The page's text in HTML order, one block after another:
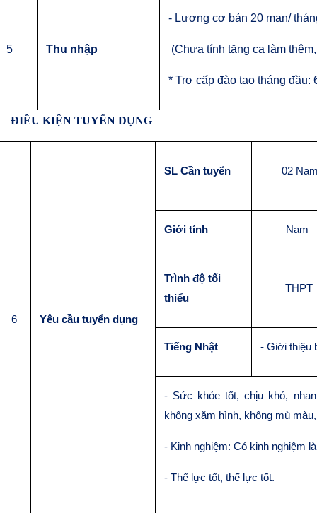
5 Thu nhập
- Lương cơ bản 20 man/
(Chưa tính tăng ca làm
* Trợ cấp đào tạo tháng đầu:
ĐIỀU KIỆN TUYỂN DỤNG
6 Yêu cầu tuyển dụng
SL Cần tuyển 02
Giới tính Nam
Trình độ tối
thiểu
THPT
Tiếng Nhật - Giới thiệu
- Sức khỏe tốt, chịu khó,
không xăm hình, không mù
- Kinh nghiệm: Có kinh nghiệm
- Thể lực tốt, thể lực tốt.